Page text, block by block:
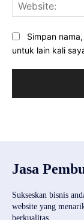
Simpan
untuk lain kali
Jasa
Sukseskan bisnis
website yang
berkualitas.